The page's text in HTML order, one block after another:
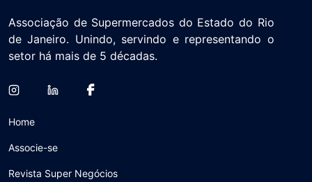
Associação de Supermercados do Estado do Rio
de Janeiro. Unindo, servindo e representando o
setor há mais de 5 décadas.
Home
Associe-se
Revista Super Negócios